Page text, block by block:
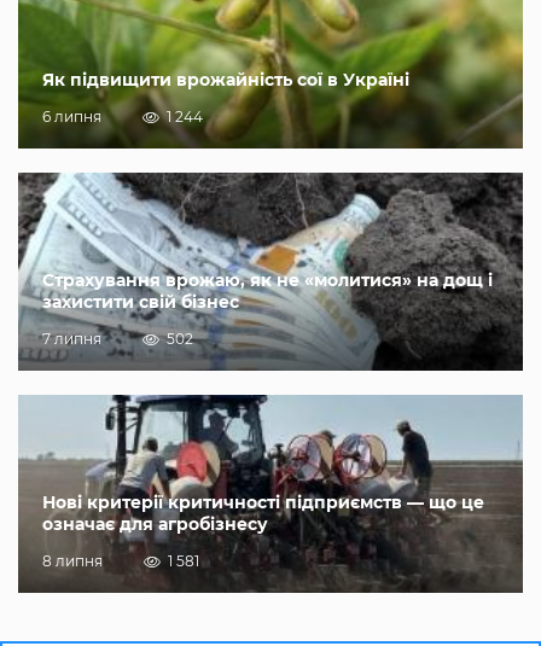
Як підвищити врожайність сої в Україні
6 липня 1 244
Страхування врожаю, як не «молитися» на дощ і
захистити свій бізнес
7 липня 502
Нові критерії критичності підприємств — що це
означає для агробізнесу
8 липня 1 581